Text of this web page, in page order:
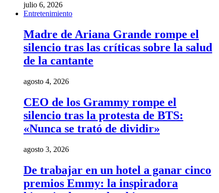
julio 6, 2026
Entretenimiento
Madre de Ariana Grande rompe el
silencio tras las críticas sobre la salud
de la cantante
agosto 4, 2026
CEO de los Grammy rompe el
silencio tras la protesta de BTS:
«Nunca se trató de dividir»
agosto 3, 2026
De trabajar en un hotel a ganar cinco
premios Emmy: la inspiradora